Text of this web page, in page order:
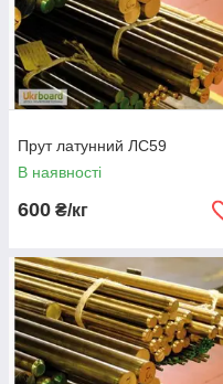
Прут латунний ЛС59
В наявності
600 ₴/кг